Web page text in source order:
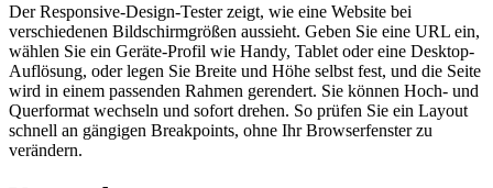
Der Responsive-Design-Tester zeigt, wie eine Website bei
verschiedenen Bildschirmgrößen aussieht. Geben Sie eine URL ein,
wählen Sie ein Geräte-Profil wie Handy, Tablet oder eine Desktop-
Auflösung, oder legen Sie Breite und Höhe selbst fest, und die Seite
wird in einem passenden Rahmen gerendert. Sie können Hoch- und
Querformat wechseln und sofort drehen. So prüfen Sie ein Layout
schnell an gängigen Breakpoints, ohne Ihr Browserfenster zu
verändern.